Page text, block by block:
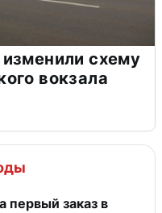
схему
вокзала
первый заказ в